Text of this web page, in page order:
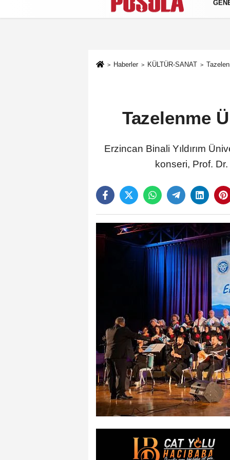
Künye İletişim Gizlilik Politikası
Haberler KÜLTÜR-SANAT
Tazelenme
Erzincan Binali Yıldırım
konseri, Prof.